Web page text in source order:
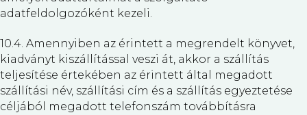
adatfeldolgozóként kezeli.
10.4. Amennyiben az érintett a megrendelt könyvet,
kiadványt kiszállítással veszi át, akkor a szállítás
teljesítése értekében az érintett által megadott
szállítási név, szállítási cím és a szállítás egyeztetése
céljából megadott telefonszám továbbításra